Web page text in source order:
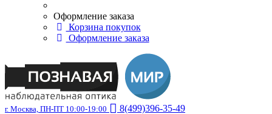
Оформление заказа
Корзина покупок
Оформление заказа
г. Москва, ПН-ПТ 10:00-19:00
8(499)396-35-49